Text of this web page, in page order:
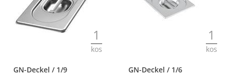
1
kos
GN-Deckel / 1/9
1
kos
GN-Deckel / 1/6